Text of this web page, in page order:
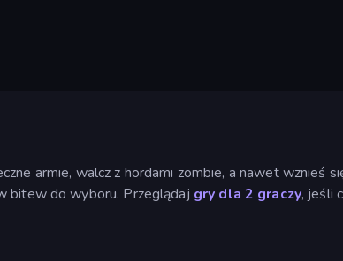
armie, walcz z hordami zombie, a nawet wznieś
bitew do wyboru. Przeglądaj gry dla 2 graczy, jeśli